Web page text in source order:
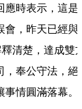
應時表示，這是
會，昨天已經與
清楚，達成雙
，奉公守法，絕
情圓滿落幕。